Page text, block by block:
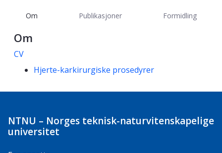
Om Publikasjoner Formidling
Om
CV
Kompetanseord
Hjerte-karkirurgiske prosedyrer
NTNU – Norges teknisk-naturvitenskapelige
universitet